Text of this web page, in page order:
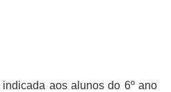
aos alunos do 6º ano